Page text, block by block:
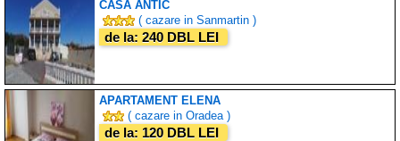
CASA ANTIC
( cazare in Sanmartin )
de la: 240 DBL LEI
APARTAMENT ELENA
( cazare in Oradea )
de la: 120 DBL LEI